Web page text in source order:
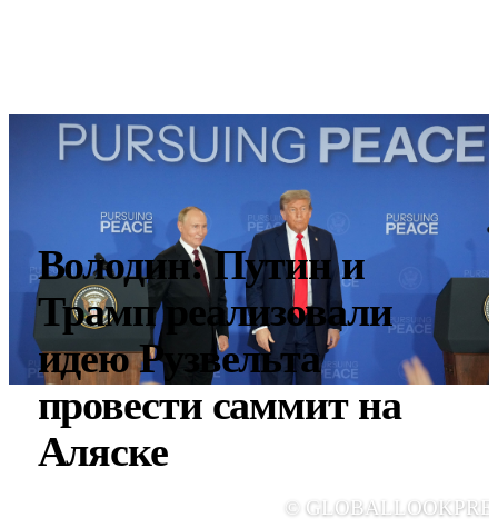
Володин: Путин и
Трамп реализовали
идею Рузвельта
провести саммит на
Аляске
©